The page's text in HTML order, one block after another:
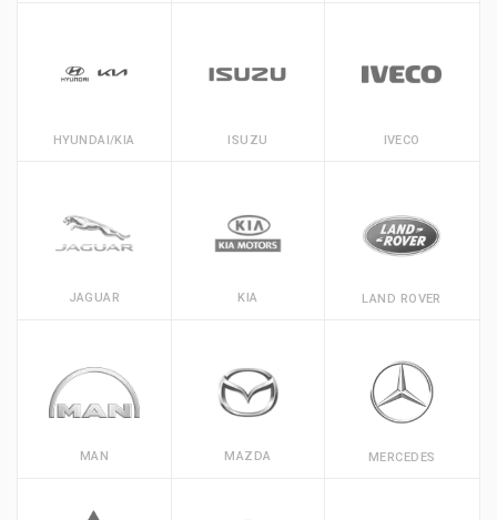
HYUNDAI/KIA ISUZU IVECO
JAGUAR KIA LAND ROVER
MAN MAZDA MERCEDES